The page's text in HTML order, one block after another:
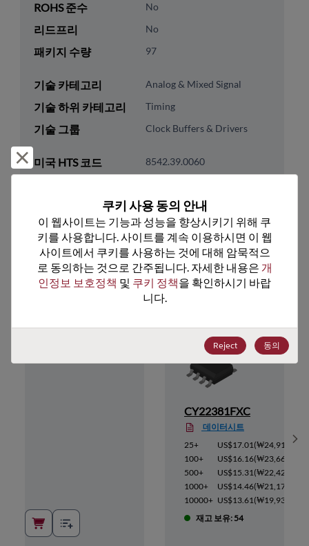
ROHS 준수 No
리드프리 No
패키지 수량 97
기술 카테고리 Analog & Mixed Signal
기술 하위 카테고리 Timing
기술 그룹 Clock Buffers & Drivers
미국 HTS 코드 8542.39.0060
추천 대체 제품
CY22381FXC
데이터시트
25+
US$17.01(₩24,913
)
100+
US$16.16(₩23,668
500+
US$15.31(₩22,423
1000+
US$14.46(₩21,178
10000+ US$13.61(₩19,933
재고 보유: 54
거부 및 닫기
쿠키 사용 동의 안내
이 웹사이트는 기능과 성능을 향상시키기 위해 쿠
키를 사용합니다. 사이트를 계속 이용하시면 이 웹
사이트에서 쿠키를 사용하는 것에 대해 암묵적으
로 동의하는 것으로 간주됩니다. 자세한 내용은 개
인정보 보호정책 및 쿠키 정책을 확인하시기 바랍
니다.
Reject 동의